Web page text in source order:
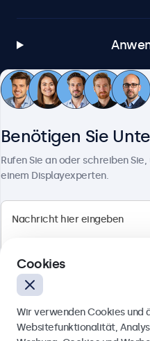
Badenerstrasse
Deutsch
Benötigen Sie
Rufen Sie an oder schreiben
einem Displayexperten.
Cookies
Wir verwenden Cookies und
Websitefunktionalität,